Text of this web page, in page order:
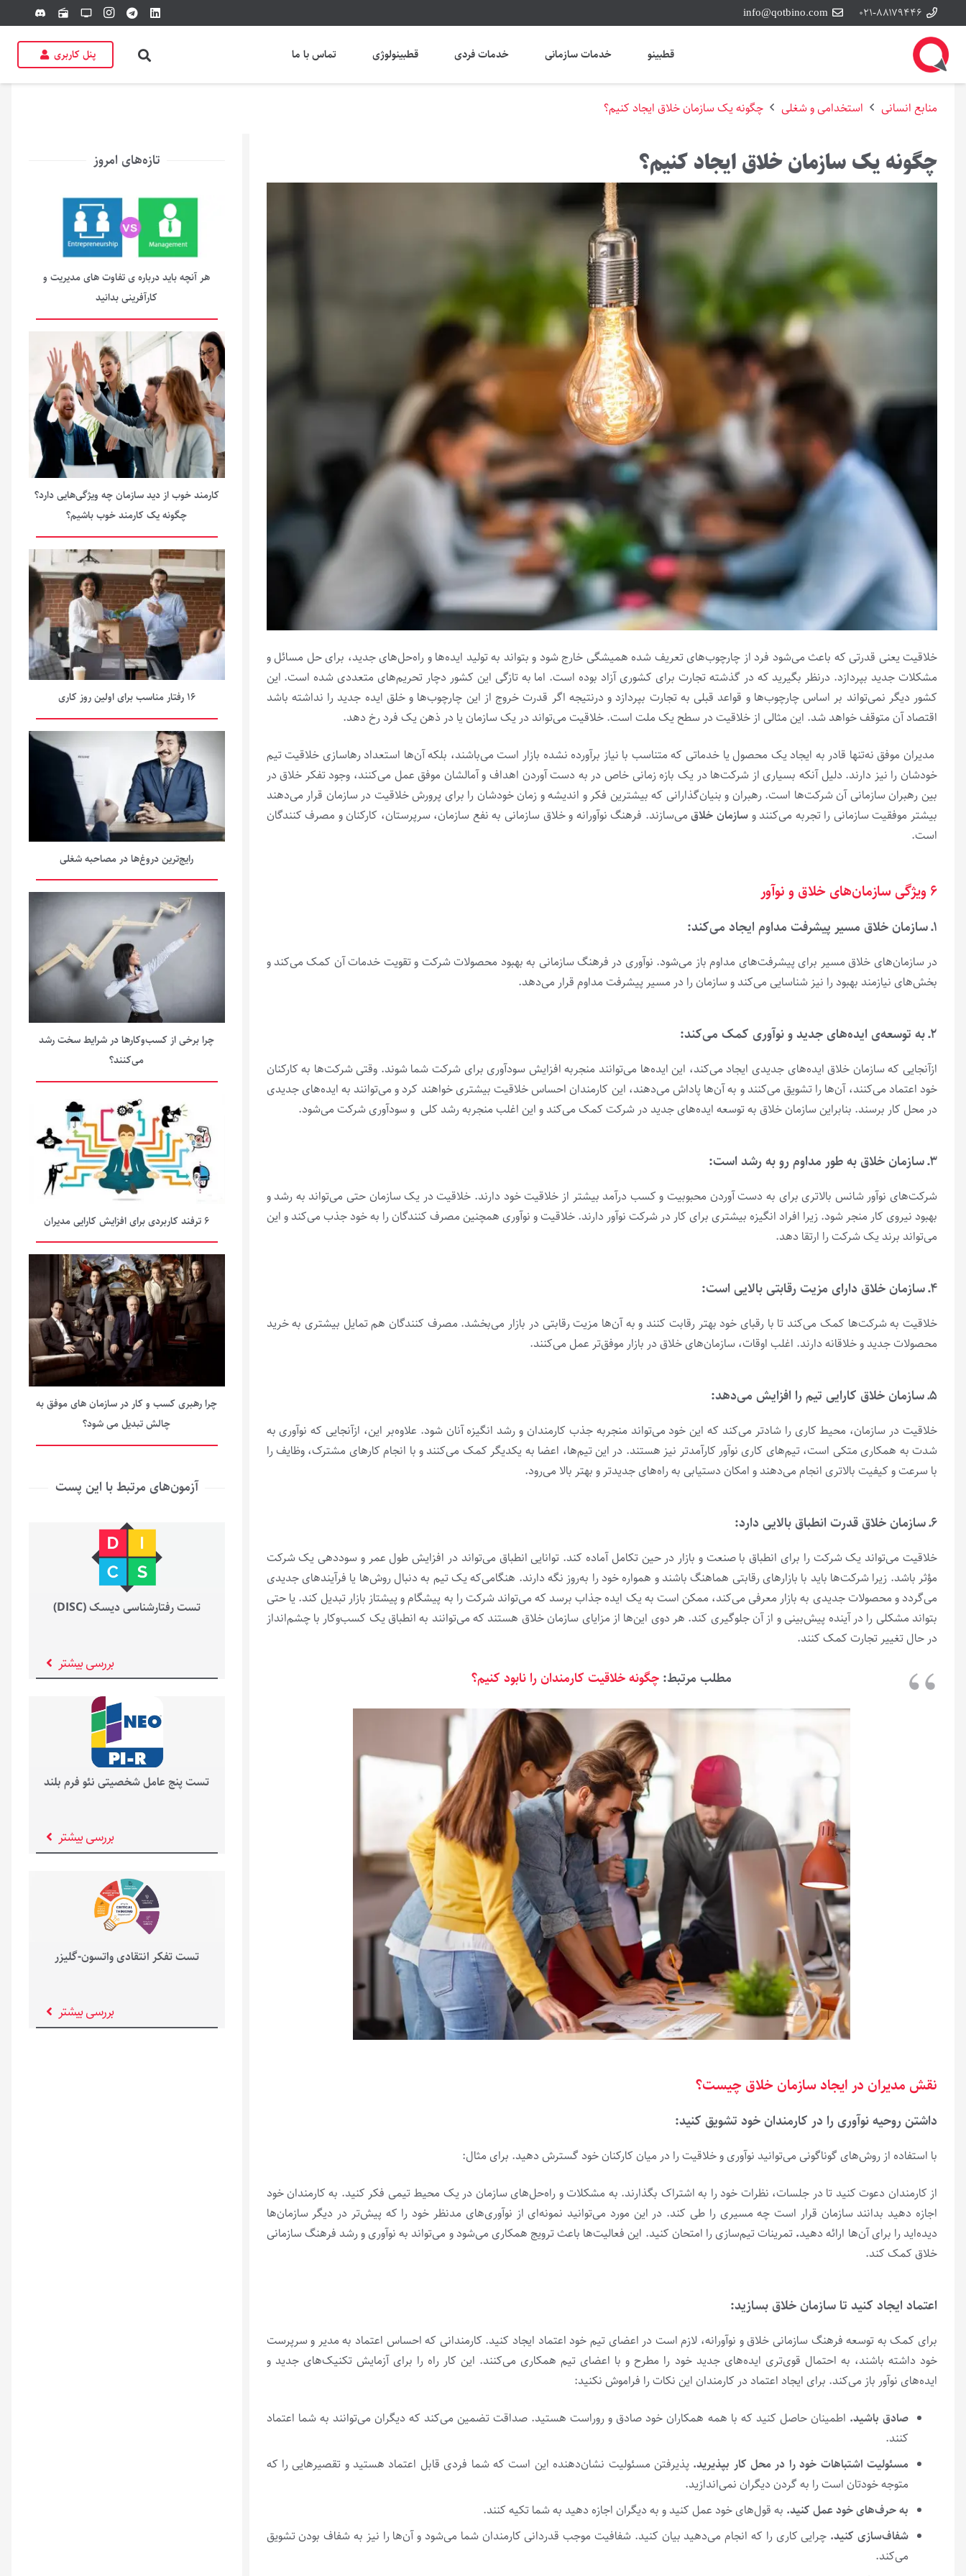
۰۲۱-۸۸۱۷۹۴۴۶ info@qotbino.com
tv
radio
discord
قطبینو خدمات سازمانی خدمات فردی قطبینولوژی تماس با ما پنل کاربری
منابع انسانی استخدامی و شغلی چگونه یک سازمان خلاق ایجاد کنیم؟
چگونه یک سازمان خلاق ایجاد کنیم؟
خلاقیت یعنی قدرتی که باعث می‌شود فرد از چارچوب‌های تعریف شده همیشگی خارج شود و بتواند به تولید ایده‌ها و راه‌‌حل‌های جدید، برای حل مسائل و
مشکلات جدید بپردازد. درنظر بگیرید که در گذشته تجارت برای کشوری آزاد بوده است. اما به تازگی این کشور دچار تحریم‌های متعددی شده است. این
کشور دیگر نمی‌تواند بر اساس چارچوب‌ها و قواعد قبلی به تجارت بپردازد و درنتیجه اگر قدرت خروج از این چارچوب‌ها و خلق ایده جدید را نداشته باشد
اقتصاد آن متوقف خواهد شد. این مثالی از خلاقیت در سطح یک ملت است. خلاقیت می‌تواند در یک سازمان یا در ذهن یک فرد رخ دهد.
مدیران موفق نه‌تنها قادر به ایجاد یک محصول یا خدماتی که متناسب با نیاز برآورده نشده بازار است می‌باشند، بلکه آن‌ها استعداد رهاسازی خلاقیت تیم
خودشان را نیز دارند. دلیل آنکه بسیاری از شرکت‌ها در یک بازه زمانی خاص در به دست آوردن اهداف و آمالشان موفق عمل می‌کنند، وجود تفکر خلاق در
بین رهبران سازمانی آن شرکت‌ها است. رهبران و بنیان‌گذارانی که بیشترین فکر و اندیشه و زمان خودشان را برای پرورش خلاقیت در سازمان قرار می‌دهند
بیشتر موفقیت سازمانی را تجربه می‌کنند و سازمان خلاقمی‌سازند. فرهنگ نوآورانه و خلاق سازمانی به نفع سازمان، سرپرستان، کارکنان و مصرف کنندگان
است.
۶ ویژگی‌ سازمان‌های خلاق و نوآور
۱ـ سازمان خلاق مسیر پیشرفت مداوم ایجاد می‌کند:
در سازمان‌های خلاق مسیر برای پیشرفت‌های مداوم باز می‌شود. نوآوری در فرهنگ سازمانی به بهبود محصولات شرکت و تقویت خدمات آن کمک می‌کند و
بخش‌های نیازمند بهبود را نیز شناسایی می‌کند و سازمان را در مسیر پیشرفت مداوم قرار می‌دهد.
۲ـ به توسعه‌ی ایده‌های جدید و نوآوری کمک می‌کند:
ازآنجایی که سازمان خلاق ایده‌های جدیدی ایجاد می‌کند، این ایده‌ها می‌توانند منجربه افزایش سودآوری برای شرکت شما شوند. وقتی شرکت‌‌ها به کارکنان
خود اعتماد می‌‌کنند، آن‌ها را تشویق می‌‌کنند و به آن‌ها پاداش می‌‌دهند، این کارمندان احساس خلاقیت بیشتری خواهند کرد و می‌توانند به ایده‌‌های جدیدی
در محل کار برسند. بنابراین سازمان خلاق به توسعه ایده‌های جدید در شرکت کمک می‌کند و این اغلب منجربه رشد کلی و سودآوری شرکت می‌شود.
۳ـ سازمان خلاق به طور مداوم رو به رشد است:
شرکت‌های نوآور شانس بالاتری برای به دست آوردن محبوبیت و کسب درآمد بیشتر از خلاقیت خود دارند. خلاقیت در یک سازمان حتی می‌تواند به رشد و
بهبود نیروی کار منجر شود. زیرا افراد انگیزه بیشتری برای کار در شرکت نوآور دارند. خلاقیت و نوآوری همچنین مصرف کنندگان را به خود جذب می‌کند و این
می‌تواند برند یک شرکت را ارتقا دهد.
۴ـ سازمان خلاق دارای مزیت رقابتی بالایی است:
خلاقیت به شرکت‌ها کمک می‌‌کند تا با رقبای خود بهتر رقابت کنند و به آن‌ها مزیت رقابتی در بازار می‌بخشد. مصرف‌ کنندگان هم تمایل بیشتری به خرید
محصولات جدید و خلاقانه دارند. اغلب اوقات، سازمان‌های خلاق در بازار موفق‌تر عمل می‌کنند.
۵ـ سازمان خلاق کارایی تیم را افزایش می‌دهد:
خلاقیت در سازمان، محیط کاری را شادتر می‌کند که این خود می‌تواند منجربه جذب کارمندان و رشد انگیزه آنان شود. علاوه‌بر این، ازآنجایی که نوآوری به
شدت به همکاری متکی است، تیم‌‌های کاری نوآور کارآمدتر نیز هستند. در این تیم‌ها، اعضا به یکدیگر کمک می‌کنند و با انجام کارهای مشترک، وظایف را
با سرعت و کیفیت بالاتری انجام می‌دهند و امکان دستیابی به راه‌های جدیدتر و بهتر بالا می‌رود.
۶ـ سازمان خلاق قدرت انطباق بالایی دارد:
خلاقیت می‌تواند یک شرکت را برای انطباق با صنعت و بازار در حین تکامل آماده کند. توانایی انطباق می‌تواند در افزایش طول عمر و سوددهی یک شرکت
مؤثر باشد. زیرا شرکت‌ها باید با بازارهای رقابتی هماهنگ باشند و همواره خود را به‌روز نگه دارند. هنگامی‌که یک تیم به دنبال روش‌‌ها یا فرآیندهای جدیدی
می‌‌گردد و محصولات جدیدی به بازار معرفی می‌‌کند، ممکن است به یک ایده جذاب برسد که می‌تواند شرکت را به پیشگام و پیشتاز بازار تبدیل کند. یا حتی
بتواند مشکلی را در آینده پیش‌بینی و از آن جلوگیری کند. هر دوی این‌ها از مزایای سازمان خلاق هستند که می‌توانند به انطباق یک کسب‌وکار با چشم‌انداز
در حال تغییر تجارت کمک کنند.
مطلب مرتبط: چگونه خلاقیت کارمندان را نابود کنیم؟
نقش مدیران در ایجاد سازمان خلاق چیست؟
داشتن روحیه نوآوری را در کارمندان خود تشویق کنید:
با استفاده از روش‌های گوناگونی می‌توانید نوآوری و خلاقیت را در میان کارکنان خود گسترش دهید. برای مثال:
از کارمندان دعوت کنید تا در جلسات، نظرات خود را به اشتراک بگذارند. به مشکلات و راه‌حل‌های سازمان در یک محیط تیمی فکر کنید. به کارمندان خود
اجازه دهید بدانند سازمان قرار است چه مسیری را طی کند. در این مورد می‌توانید نمونه‌ای از نوآوری‌های مدنظر خود را که پیش‌تر در دیگر سازمان‌ها
دیده‌اید را برای آن‌ها ارائه دهید. تمرینات تیم‌سازی را امتحان کنید. این فعالیت‌ها باعث ترویج همکاری می‌شود و می‌تواند به نوآوری و رشد فرهنگ سازمانی
خلاق کمک کند.
اعتماد ایجاد کنید تا سازمان خلاق بسازید:
برای کمک به توسعه فرهنگ سازمانی خلاق و نوآورانه، لازم است در اعضای تیم خود اعتماد ایجاد کنید. کارمندانی که احساس اعتماد به مدیر و سرپرست
خود داشته باشند، به احتمال قوی‌تری ایده‌های جدید خود را مطرح و با اعضای تیم همکاری می‌کنند. این کار راه را برای آزمایش تکنیک‌های جدید و
ایده‌های نوآور باز می‌کند. برای ایجاد اعتماد در کارمندان این نکات را فراموش نکنید:
صادق باشید. اطمینان حاصل کنید که با همه همکاران خود صادق و روراست هستید. صداقت تضمین می‌کند که دیگران می‌توانند به شما اعتماد
کنند.
مسئولیت اشتباهات خود را در محل کار بپذیرید. پذیرفتن مسئولیت نشان‌دهنده این است که شما فردی قابل اعتماد هستید و تقصیرهایی را که
متوجه خودتان است را به گردن دیگران نمی‌اندازید.
به حرف‌های خود عمل کنید. به قول‌های خود عمل کنید و به دیگران اجازه دهید به شما تکیه کنند.
شفاف‌سازی کنید. چرایی کاری را که انجام می‌دهید بیان کنید. شفافیت موجب قدردانی کارمندان شما می‌شود و آن‌ها را نیز به شفاف بودن تشویق
می‌کند.
تازه‌های امروز
هر آنچه باید درباره ی تفاوت های مدیریت و
کارآفرینی بدانید
کارمند خوب از دید سازمان چه ویژگی‌‏هایی دارد؟
چگونه یک کارمند خوب باشیم؟
۱۶ رفتار مناسب برای اولین روز کاری
رایج‌ترین دروغ‌ها در مصاحبه شغلی
چرا برخی از کسب‌وکارها در شرایط سخت رشد
می‌کنند؟
۶ ترفند کاربردی برای افزایش کارایی مدیران
چرا رهبری کسب و کار در سازمان های موفق به
چالش تبدیل می شود؟
آزمون‌های مرتبط با این پست
تست رفتارشناسی دیسک (DISC)
بررسی بیشتر
تست پنج عامل شخصیتی نئو فرم بلند
بررسی بیشتر
تست تفکر انتقادی واتسون-گلیزر
بررسی بیشتر